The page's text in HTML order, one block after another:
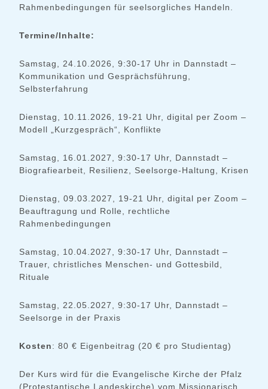
Rahmenbedingungen für seelsorgliches Handeln.
Termine/Inhalte:
Samstag, 24.10.2026, 9:30-17 Uhr in Dannstadt –
Kommunikation und Gesprächsführung,
Selbsterfahrung
Dienstag, 10.11.2026, 19-21 Uhr, digital per Zoom –
Modell „Kurzgespräch“, Konflikte
Samstag, 16.01.2027, 9:30-17 Uhr, Dannstadt –
Biografiearbeit, Resilienz, Seelsorge-Haltung, Krisen
Dienstag, 09.03.2027, 19-21 Uhr, digital per Zoom –
Beauftragung und Rolle, rechtliche
Rahmenbedingungen
Samstag, 10.04.2027, 9:30-17 Uhr, Dannstadt –
Trauer, christliches Menschen- und Gottesbild,
Rituale
Samstag, 22.05.2027, 9:30-17 Uhr, Dannstadt –
Seelsorge in der Praxis
Kosten: 80 € Eigenbeitrag (20 € pro Studientag)
Der Kurs wird für die Evangelische Kirche der Pfalz
(Protestantische Landeskirche) vom Missionarisch